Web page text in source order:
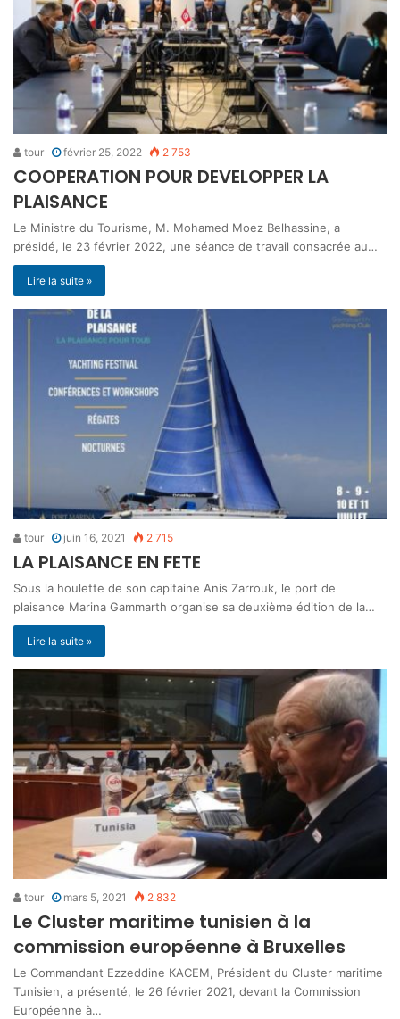
tour février 25, 2022 2 753
COOPERATION POUR DEVELOPPER LA
PLAISANCE
Le Ministre du Tourisme, M. Mohamed Moez Belhassine, a
présidé, le 23 février 2022, une séance de travail consacrée au…
Lire la suite »
tour juin 16, 2021 2 715
LA PLAISANCE EN FETE
Sous la houlette de son capitaine Anis Zarrouk, le port de
plaisance Marina Gammarth organise sa deuxième édition de la…
Lire la suite »
tour mars 5, 2021 2 832
Le Cluster maritime tunisien à la
commission européenne à Bruxelles
Le Commandant Ezzeddine KACEM, Président du Cluster maritime
Tunisien, a présenté, le 26 février 2021, devant la Commission
Européenne à…